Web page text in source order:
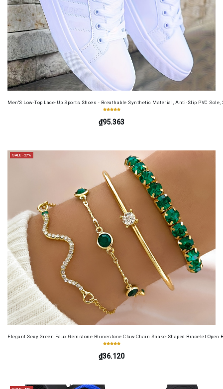
Men'S Low-Top Lace-Up Sports Shoes - Breathable Synthetic Material, Anti-Slip PVC
₫95.363
SALE -27%
Elegant Sexy Green Faux Gemstone Rhinestone Claw Chain Snake-Shaped Bracelet Open
₫36.120